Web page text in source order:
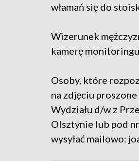
włamań się do
Wizerunek
kamerę monitoringu.
Osoby, które
na zdjęciu
Wydziału d/w z
Olsztynie lub pod
wysyłać mailowo: